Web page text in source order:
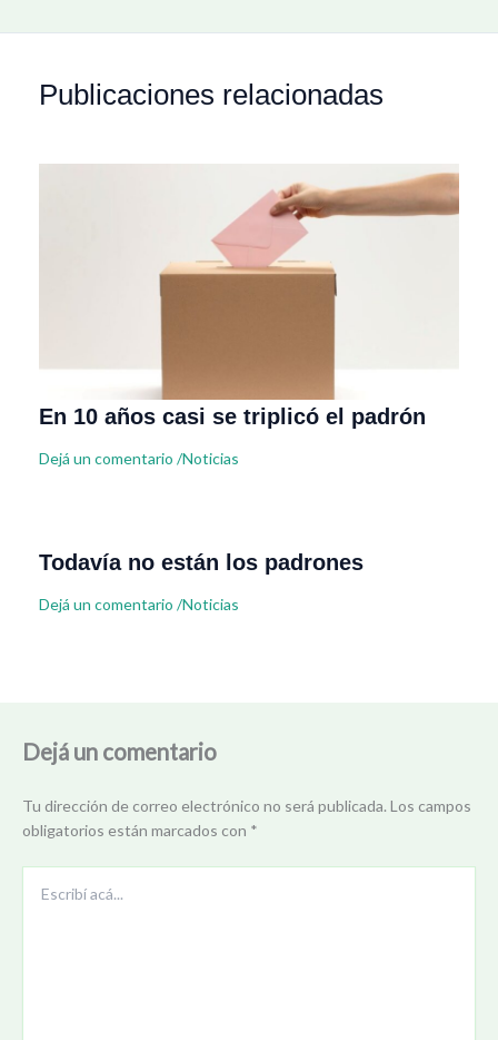
Publicaciones relacionadas
En 10 años casi se triplicó el padrón
Dejá un comentario /Noticias
Todavía no están los padrones
Dejá un comentario /Noticias
Dejá un comentario
Tu dirección de correo electrónico no será publicada. Los campos
obligatorios están marcados con *
acá...